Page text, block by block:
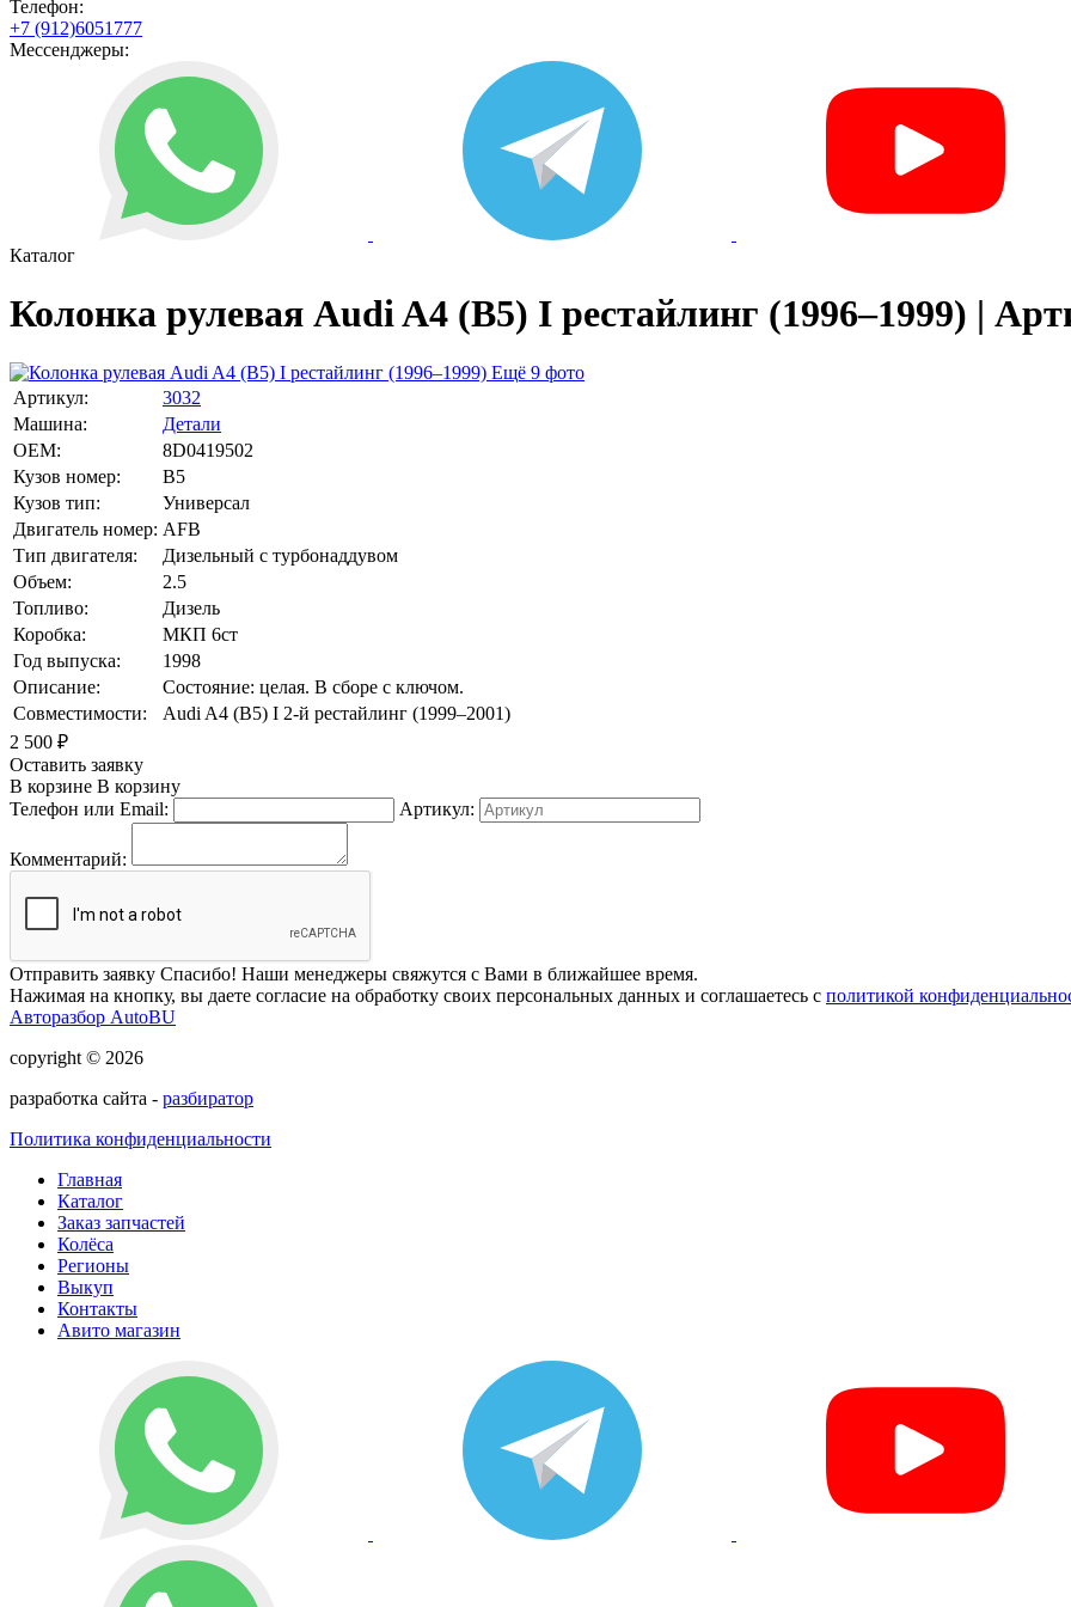
Телефон:
+7 (912)6051777
Мессенджеры:
Каталог
Колонка рулевая Audi A4 (B5) I рестайлинг (1996–1999) |
Ещё 9 фото
Артикул:
3032
Машина:
Детали
OEM:
8D0419502
Кузов номер:
B5
Кузов тип:
Универсал
Двигатель номер: AFB
Тип двигателя:
Дизельный с турбонаддувом
Объем:
2.5
Топливо:
Дизель
Коробка:
МКП 6ст
Год выпуска:
1998
Описание:
Состояние: целая. В сборе с ключом.
Совместимости:
Audi A4 (B5) I 2-й рестайлинг (1999–2001)
2 500 ₽
Оставить заявку
В корзине В корзину
Телефон или Email:
Артикул:
Комментарий:
Отправить заявку Спасибо! Наши менеджеры свяжутся с Вами в ближайшее время.
Нажимая на кнопку, вы даете согласие на обработку своих персональных данных и соглашаетесь с политикой
Авторазбор AutoBU
copyright © 2026
разработка сайта - разбиратор
Политика конфиденциальности
Главная
Каталог
Заказ запчастей
Колёса
Регионы
Выкуп
Контакты
Авито магазин